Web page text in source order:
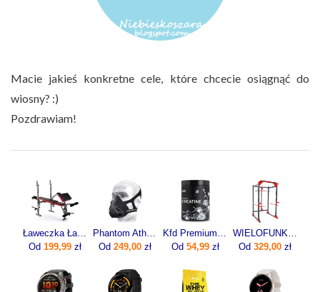
Macie jakieś konkretne cele, które chcecie osiągnąć do
wiosny? :)
Pozdrawiam!
Od 199,99 zł
Od 249,00 zł
Od 54,99zł
Od 329,00 zł